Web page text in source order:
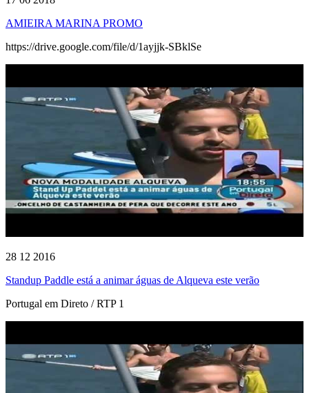
AMIEIRA MARINA PROMO
https://drive.google.com/file/d/1ayjjk-SBklSe
28 12 2016
Standup Paddle está a animar águas de Alqueva este verão
Portugal em Direto / RTP 1